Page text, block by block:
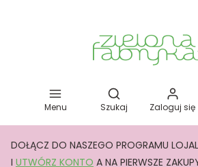
Menu
Otwórz
Szukaj Zaloguj się
DOŁĄCZ DO NASZEGO PROGRAMU
I UTWÓRZ KONTO A NA PIERWSZE